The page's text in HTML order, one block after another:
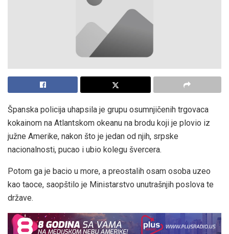
Španska policija uhapsila je grupu osumnjičenih trgovaca
kokainom na Atlantskom okeanu na brodu koji je plovio iz
južne Amerike, nakon što je jedan od njih, srpske
nacionalnosti, pucao i ubio kolegu švercera.
Potom ga je bacio u more, a preostalih osam osoba uzeo
kao taoce, saopštilo je Ministarstvo unutrašnjih poslova te
države.